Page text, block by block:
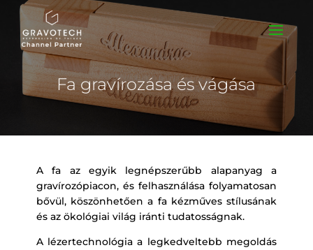
Fa gravírozása és vágása
A fa az egyik legnépszerűbb alapanyag a
gravírozópiacon, és felhasználása folyamatosan
bővül, köszönhetően a fa kézműves stílusának
és az ökológiai világ iránti tudatosságnak.
A lézertechnológia a legkedveltebb megoldás